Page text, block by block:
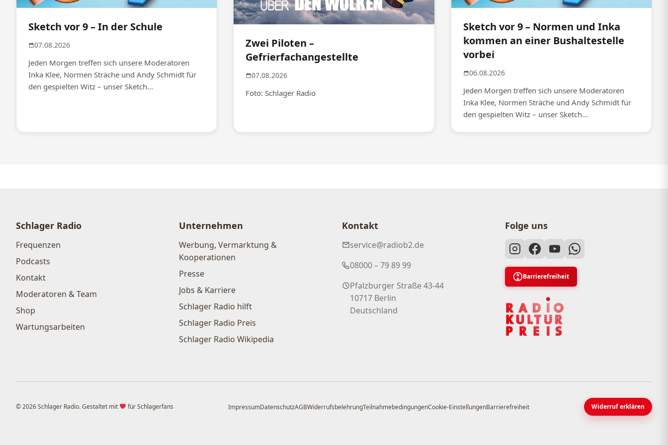
Sketch vor 9 – In der Schule
07.08.2026
Jeden Morgen treffen sich unsere Moderatoren
Inka Klee, Normen Sträche und Andy Schmidt für
den gespielten Witz – unser Sketch...
Zwei Piloten –
Gefrierfachangestellte
07.08.2026
Foto: Schlager Radio
Sketch vor 9 – Normen und Inka
kommen an einer Bushaltestelle
vorbei
06.08.2026
Jeden Morgen treffen sich unsere Moderatoren
Inka Klee, Normen Sträche und Andy Schmidt für
den gespielten Witz – unser Sketch...
Schlager Radio
Frequenzen
Podcasts
Kontakt
Moderatoren & Team
Shop
Wartungsarbeiten
Unternehmen
Werbung, Vermarktung &
Kooperationen
Presse
Jobs & Karriere
Schlager Radio hilft
Schlager Radio Preis
Schlager Radio Wikipedia
Kontakt
service@radiob2.de
08000 – 79 89 99
Pfalzburger Straße 43-44
10717 Berlin
Deutschland
Folge uns
Barrierefreiheit
© 2026 Schlager Radio. Gestaltet mit für Schlagerfans ImpressumDatenschutzAGBWiderrufsbelehrungTeilnahmebedingungenCookie-EinstellungenBarrierefreiheit Widerruf erklären